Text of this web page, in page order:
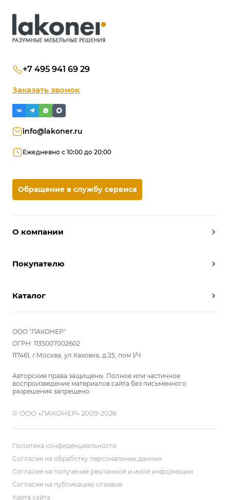
О компании
Условия работы
Отзывы
Вопрос-ответ
Покупателю
Вызвать дизайнера
Реализованные проекты
Комплектуем шкаф-купе
Каталог
Шкафы
Прихожие
Гостиные
Гардеробные
Детские
Кухни
Мебель в ванную
Распродажа
Двери и перегородки
Библиотеки, домашний офис
Мягкие панели
ООО "ЛАКОНЕР"
ОГРН: 1135007002602
117461, г.Москва, ул.Каховка, д.25, пом 1/Ч
Авторские права защищены. Полное или частичное
воспроизведение материалов сайта без письменного
разрешения запрещено.
© ООО «ЛАКОНЕР» 2009-2026
+7 495 941 69 29
Заказать звонок
info@lakoner.ru
Ежедневно с 10:00 до 20:00
Обращение в службу сервиса
Политика конфиденциальности
Согласие на обработку персональных данных
Согласие на получение рекламной и иной информации
Согласие на публикацию отзывов
Карта сайта